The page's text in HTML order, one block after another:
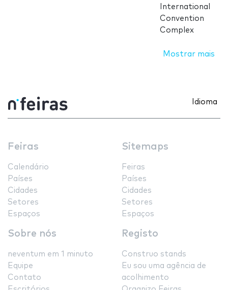
International
Convention
Complex
Mostrar mais
Idioma
Feiras
Calendário
Países
Cidades
Setores
Espaços
Sitemaps
Feiras
Países
Cidades
Setores
Espaços
Sobre nós
neventum em 1 minuto
Equipe
Contato
Registo
Construo stands
Eu sou uma agência de
acolhimento